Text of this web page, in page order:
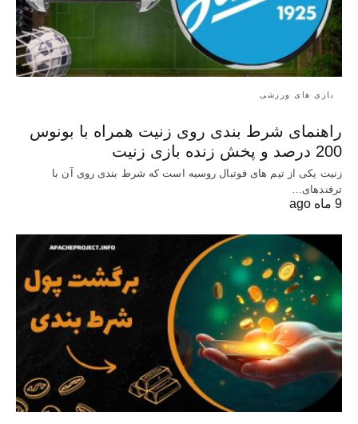
بازی های ورزشی
راهنمای شرط بندی روی زنیت همراه با بونوس
200 درصد و پخش زنده بازی زنیت
زنیت یکی از تیم های فوتبال روسیه است که شرط بندی روی آن با
ترفندهای…
9 ماه ago